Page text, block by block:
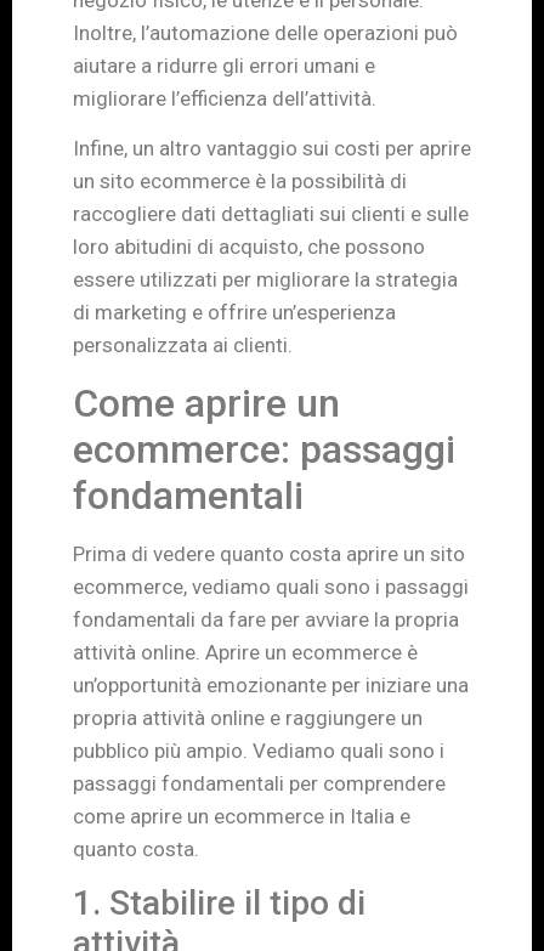
Inoltre, l’automazione delle operazioni può
aiutare a ridurre gli errori umani e
migliorare l’efficienza dell’attività.
Infine, un altro vantaggio sui costi per aprire
un sito ecommerce è la possibilità di
raccogliere dati dettagliati sui clienti e sulle
loro abitudini di acquisto, che possono
essere utilizzati per migliorare la strategia
di marketing e offrire un’esperienza
personalizzata ai clienti.
Come aprire un
ecommerce: passaggi
fondamentali
Prima di vedere quanto costa aprire un sito
ecommerce, vediamo quali sono i passaggi
fondamentali da fare per avviare la propria
attività online. Aprire un ecommerce è
un’opportunità emozionante per iniziare una
propria attività online e raggiungere un
pubblico più ampio. Vediamo quali sono i
passaggi fondamentali per comprendere
come aprire un ecommerce in Italia e
quanto costa.
1. Stabilire il tipo di